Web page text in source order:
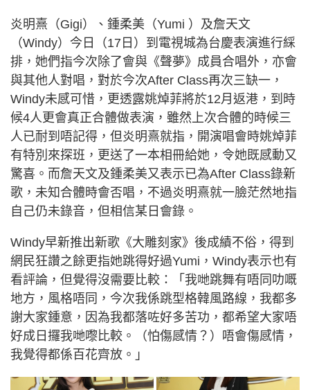
炎明熹（Gigi）、鍾柔美（Yumi ）及詹天文
（Windy）今日（17日）到電視城為台慶表演進行綵
排，她們指今次除了會與《聲夢》成員合唱外，亦會
與其他人對唱，對於今次After Class再次三缺一，
Windy未感可惜，更透露姚焯菲將於12月返港，到時
候4人更會真正合體做表演，雖然上次合體的時候三
人已耐到唔記得，但炎明熹就指，開演唱會時姚焯菲
有特別來探班，更送了一本相冊給她，令她既感動又
驚喜。而詹天文及鍾柔美又表示已為After Class錄新
歌，未知合體時會否唱，不過炎明熹就一臉茫然地指
自己仍未錄音，但相信某日會錄。
Windy早新推出新歌《大雕刻家》後成績不俗，得到
網民狂讚之餘更指她跳得好過Yumi，Windy表示也有
看評論，但覺得沒需要比較：「我哋跳舞有唔同叻嘅
地方，風格唔同，今次我係跳型格韓風路線，我都多
謝大家鍾意，因為我都落咗好多苦功，都希望大家唔
好成日攞我哋嚟比較。（怕傷感情？）唔會傷感情，
我覺得都係百花齊放。」